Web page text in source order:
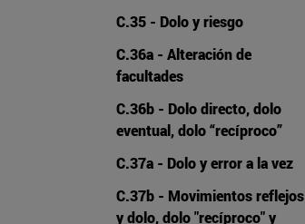
C.35 - Dolo y riesgo
C.36a - Alteración de
facultades
C.36b - Dolo directo, dolo
eventual, dolo “recíproco”
C.37a - Dolo y error a la vez
C.37b - Movimientos reflejos
y dolo, dolo "recíproco" y